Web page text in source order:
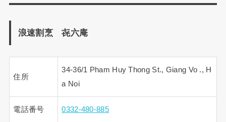
浪速割烹 㐂六庵
住所
34-36/1 Pham Huy Thong St., Giang Vo ., H
a Noi
電話番号 0332-480-885